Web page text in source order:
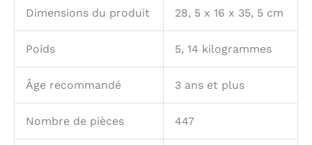
pour une utilisation
particulièrement adapté
aux activités
pédagogiques avec des
classes entières. Il
apprentissage collectif,
permettant aux
Dimensions du produit 28, 5 x 16 x 35, 5 cm
Poids 5, 14 kilogrammes
Âge recommandé 3 ans et plus
Nombre de pièces 447